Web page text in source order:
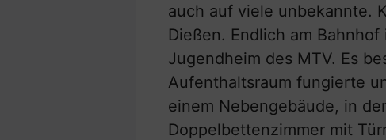
auch auf viele unbekannte.
Dießen. Endlich am
Jugendheim des MTV. Es
Aufenthaltsraum fungierte
einem Nebengebäude, in
Doppelbettenzimmer mit